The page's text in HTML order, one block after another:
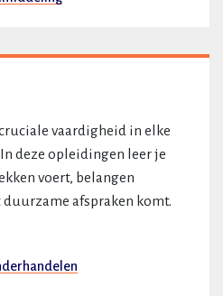
vaardigheid in elke
deze opleidingen leer je
voert, belangen
afspraken komt.